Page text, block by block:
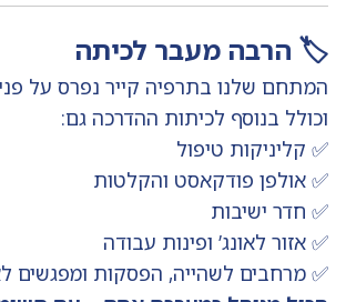
🏷️ הרבה מעבר לכיתה
המתחם שלנו בתרפיה קייר נפרס על
וכולל בנוסף לכיתות ההדרכה גם:
✅ קליניקות טיפול
✅ אולפן פודקאסט והקלטות
✅ חדר ישיבות
✅ אזור לאונג’ ופינות עבודה
✅ מרחבים לשהייה, הפסקות ומפגשים